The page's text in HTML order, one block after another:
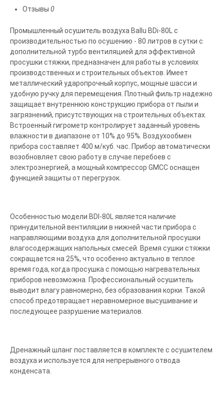
Отзывы 0
Промышленный осушитель воздуха Ballu BDi-80L с
производительностью по осушению - 80 литров в сутки с
дополнительной турбо вентиляцией для эффективной
просушки стяжки, предназначен для работы в условиях
производственных и строительных объектов. Имеет
металлический ударопрочный корпус, мощные шасси и
удобную ручку для перемещения. Плотный фильтр надежно
защищает внутреннюю конструкцию прибора от пыли и
загрязнений, присутствующих на строительных объектах.
Встроенный гигрометр контролирует заданный уровень
влажности в диапазоне от 10% до 95%. Воздухообмен
прибора составляет 400 м/куб. час. Прибор автоматически
возобновляет свою работу в случае перебоев с
электроэнергией, а мощный компрессор GMCC оснащен
функцией защиты от перегрузок.
Особенностью модели BDI-80L является наличие
принудительной вентиляции в нижней части прибора с
направляющими воздуха для дополнительной просушки
влагосодержащих напольных смесей. Время сушки стяжки
сокращается на 25%, что особенно актуально в теплое
время года, когда просушка с помощью нагревательных
приборов невозможна. Профессиональный осушитель
выводит влагу равномерно, без образования корки. Такой
способ предотвращает неравномерное высушивание и
последующее разрушение материалов.
Дренажный шланг поставляется в комплекте с осушителем
воздуха и используется для непрерывного отвода
конденсата.